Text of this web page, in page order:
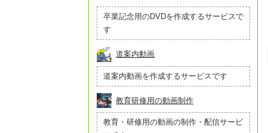
卒業記念用のDVDを作成するサービスで
す
道案内動画
道案内動画を作成するサービスです
教育研修用の動画制作
教育・研修用の動画の制作・配信サービ